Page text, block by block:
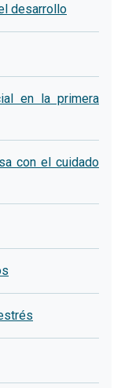
desarrollo
en la primera
con el cuidado